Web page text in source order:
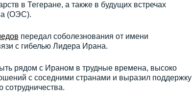
в Тегеране, а также в будущих встречах
(ОЭС).
передал соболезнования от имени
с гибелью Лидера Ирана.
рядом с Ираном в трудные времена, высоко
с соседними странами и выразил поддержку
сотрудничества.